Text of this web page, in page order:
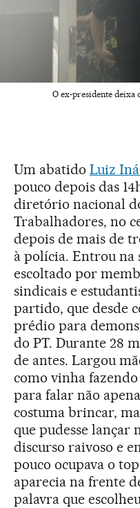
O ex-presidente deixa
Um abatido Luiz
pouco depois das
diretório nacional
Trabalhadores, no
depois de mais de
à polícia. Entrou na
escoltado por
sindicais e
partido, que desde
prédio para
do PT. Durante 28
de antes. Largou
como vinha
para falar não
costuma brincar,
que pudesse lançar
discurso raivoso e
pouco ocupava o
aparecia na frente
palavra que